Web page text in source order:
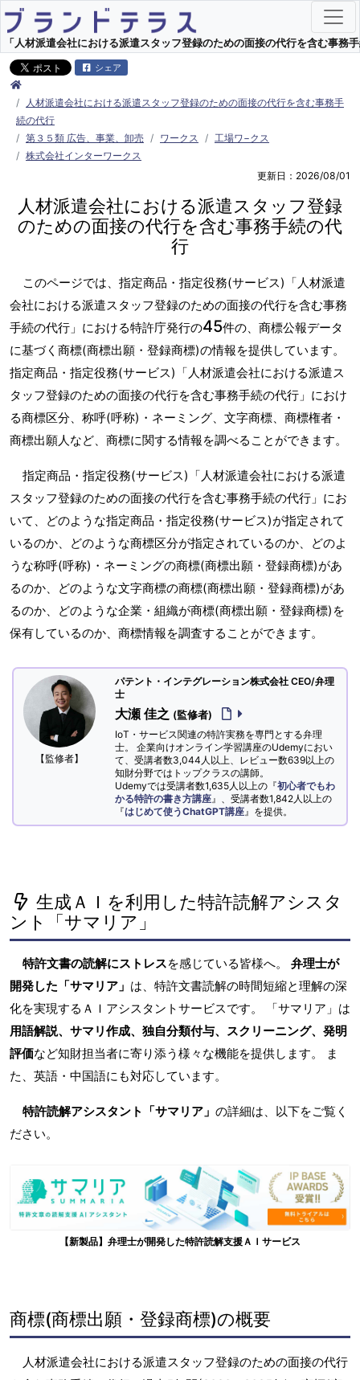
「人材派遣会社における派遣スタッフ登録のための面接の代行を含む事
シェア
人材派遣会社における派遣スタッフ登録のための面接の代行を含む事務手
続の代行
第３５類 広告、事業、卸売
ワークス
工場ワ−クス
株式会社インターワークス
更新日：2026/08/01
人材派遣会社における派遣スタッフ登録
のための面接の代行を含む事務手続の代
行
このページでは、指定商品・指定役務(サービス)「人材派遣
会社における派遣スタッフ登録のための面接の代行を含む事務
手続の代行」における特許庁発行の45件の、商標公報データ
に基づく商標(商標出願・登録商標)の情報を提供しています。
指定商品・指定役務(サービス)「人材派遣会社における派遣ス
タッフ登録のための面接の代行を含む事務手続の代行」におけ
る商標区分、称呼(呼称)・ネーミング、文字商標、商標権者・
商標出願人など、商標に関する情報を調べることができます。
指定商品・指定役務(サービス)「人材派遣会社における派遣
スタッフ登録のための面接の代行を含む事務手続の代行」にお
いて、どのような指定商品・指定役務(サービス)が指定されて
いるのか、どのような商標区分が指定されているのか、どのよ
うな称呼(呼称)・ネーミングの商標(商標出願・登録商標)があ
るのか、どのような文字商標の商標(商標出願・登録商標)があ
るのか、どのような企業・組織が商標(商標出願・登録商標)を
保有しているのか、商標情報を調査することができます。
【監修者】
パテント・インテグレーション株式会社 CEO/弁理
士
大瀬 佳之 (監修者)
IoT・サービス関連の特許実務を専門とする弁理
士。 企業向けオンライン学習講座のUdemyにおい
て、受講者数3,044人以上、レビュー数639以上の
知財分野ではトップクラスの講師。
Udemyでは受講者数1,635人以上の『初心者でもわ
かる特許の書き方講座 』、受講者数1,842人以上の
『はじめて使うChatGPT講座 』を提供。
生成ＡＩを利用した特許読解アシスタ
ント「サマリア」
特許文書の読解にストレスを感じている皆様へ。 弁理士が
開発した「サマリア」 は、特許文書読解の時間短縮と理解の深
化を実現するＡＩアシスタントサービスです。 「サマリア」は
用語解説、サマリ作成、独自分類付与、スクリーニング、発明
評価など知財担当者に寄り添う様々な機能を提供します。 ま
た、英語・中国語にも対応しています。
特許読解アシスタント「サマリア」 の詳細は、以下をご覧く
ださい。
【新製品】弁理士が開発した特許読解支援ＡＩサービス
商標(商標出願・登録商標)の概要
人材派遣会社における派遣スタッフ登録のための面接の代行